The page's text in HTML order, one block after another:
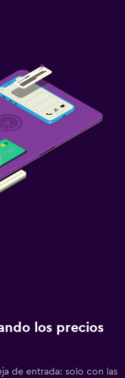
los precios
de entrada: solo con las